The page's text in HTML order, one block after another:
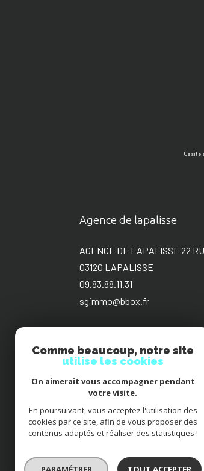
Ce site
Agence de Roanne
AGENCE DE ROANNE 22
42300
ROANNE
09.88.36.17.00
Agence de lapalisse
AGENCE DE LAPALISSE 22
03120
LAPALISSE
09.83.88.11.31
sgimmo@bbox.fr
Comme beaucoup, notre site
utilise les cookies
On aimerait vous accompagner pendant
votre visite.
En poursuivant, vous acceptez l'utilisation des
cookies par ce site, afin de vous proposer des
contenus adaptés et réaliser des statistiques !